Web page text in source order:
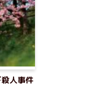
人事件